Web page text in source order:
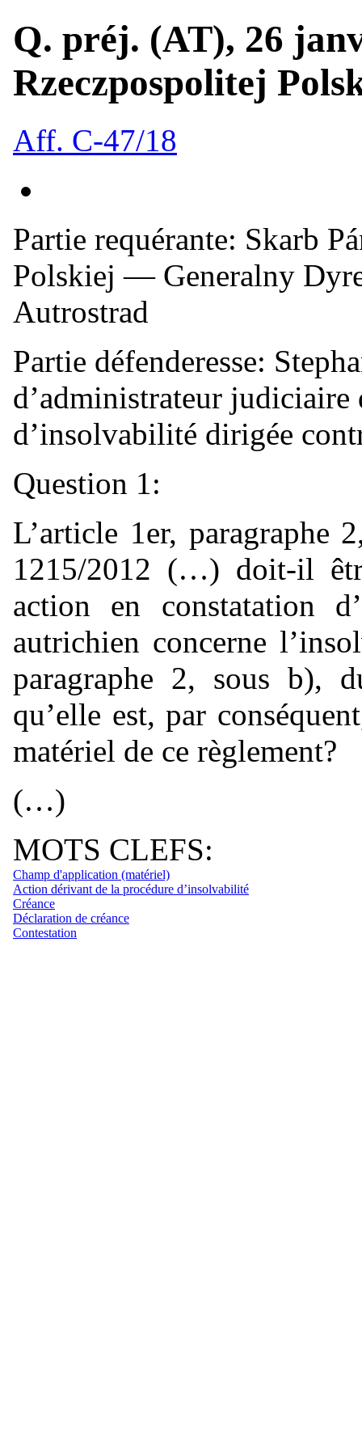
Q. préj. (AT), 26
Rzeczpospolitej
Aff. C-47/18
Partie requérante: Skarb
Polskiej — Generalny
Autrostrad
Partie défenderesse:
d’administrateur judiciaire
d’insolvabilité dirigée
Question 1:
L’article 1er, paragraphe
1215/2012 (…) doit-il
action en constatation
autrichien concerne
paragraphe 2, sous b),
qu’elle est, par
matériel de ce règlement?
(…)
MOTS CLEFS:
Champ d'application (matériel)
Action dérivant de la procédure d’insolvabilité
Créance
Déclaration de créance
Contestation